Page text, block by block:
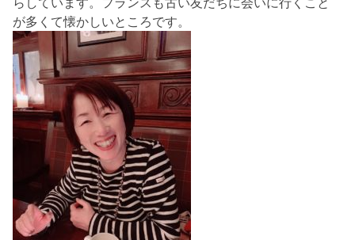
が多くて懐かしいところです。